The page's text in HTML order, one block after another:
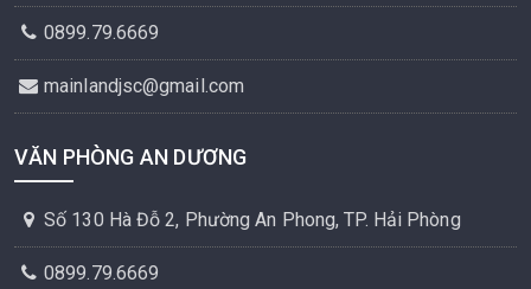
0899.79.6669
mainlandjsc@gmail.com
VĂN PHÒNG AN DƯƠNG
Số 130 Hà Đỗ 2, Phường An Phong, TP. Hải Phòng
0899.79.6669